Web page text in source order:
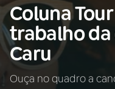
Buscar
na
Rádio
MEC
Início
Coluna
trabalho
Caru
Ouça no quadro a